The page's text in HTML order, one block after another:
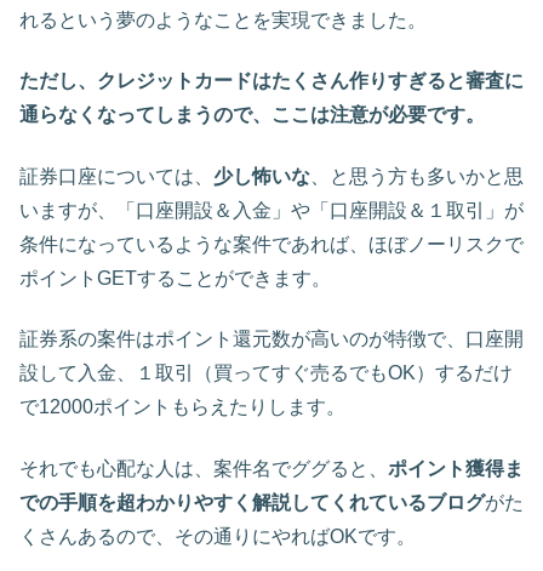
れる という夢のようなことを実現できました。
ただし、クレジットカードはたくさん作りすぎると審査に
通らなくなってしまうので、ここは注意が必要です。
証券口座については、 少し怖いな 、と思う方も多いかと思
いますが、
「口座開設＆入金」や「口座開設＆１取引」が
条件になっているような案件であれば、ほぼノーリスクで
ポイント GETすることができます。
証券系の案件はポイント還元数が高いのが特徴で、口座開
設して入金、１取引（買ってすぐ売るでもOK）するだけ
で12000ポイントもらえたりします。
それでも心配な人は、案件名でググると、 ポイント獲得ま
での手順を超わかりやすく解説してくれているブログがた
くさんあるので、その通りにやればOKです。